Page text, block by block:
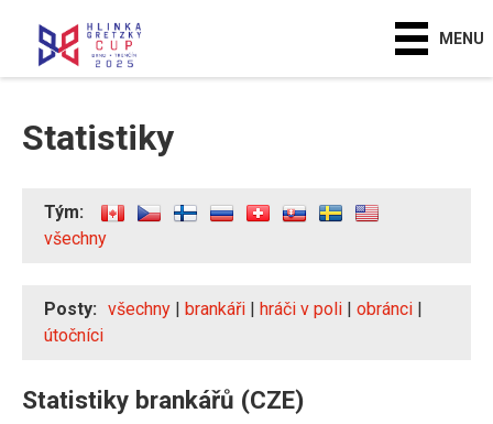
MENU
Statistiky
Tým:
všechny
Posty: všechny | brankáři | hráči v poli | obránci |
útočníci
Statistiky brankářů (CZE)